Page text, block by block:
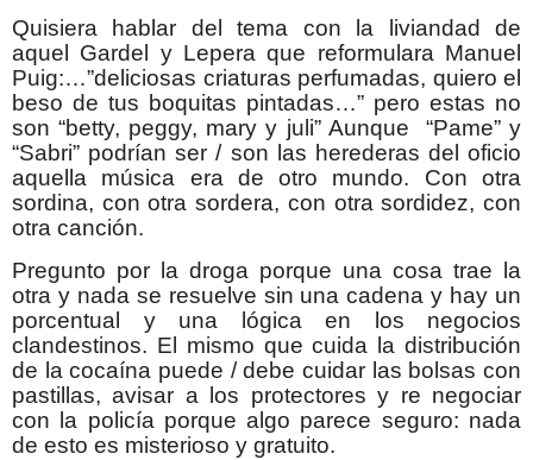
Quisiera hablar del tema con la liviandad de
aquel Gardel y Lepera que reformulara Manuel
Puig:…”deliciosas criaturas perfumadas, quiero el
beso de tus boquitas pintadas…” pero estas no
son “betty, peggy, mary y juli” Aunque “Pame” y
“Sabri” podrían ser / son las herederas del oficio
aquella música era de otro mundo. Con otra
sordina, con otra sordera, con otra sordidez, con
otra canción.
Pregunto por la droga porque una cosa trae la
otra y nada se resuelve sin una cadena y hay un
porcentual y una lógica en los negocios
clandestinos. El mismo que cuida la distribución
de la cocaína puede / debe cuidar las bolsas con
pastillas, avisar a los protectores y re negociar
con la policía porque algo parece seguro: nada
de esto es misterioso y gratuito.